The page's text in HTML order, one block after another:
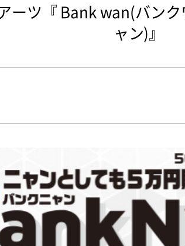
ーツ『 Bank wan(バン
ャン)』